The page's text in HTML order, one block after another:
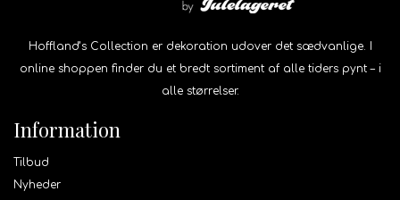
Hoffland’s Collection er dekoration udover det sædvanlige. I
online shoppen finder du et bredt sortiment af alle tiders pynt – i
alle størrelser.
Information
Tilbud
Nyheder